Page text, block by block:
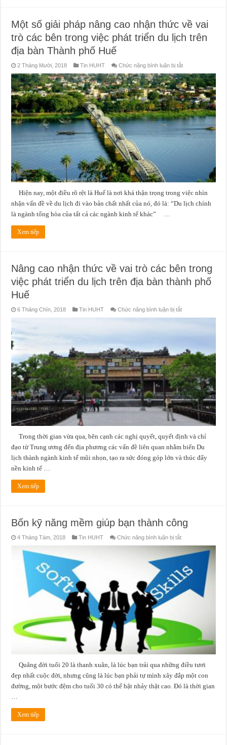
Quảng
bá
hình
ảnh
du
Thừa
Thiên
Huế
Một số giải pháp nâng cao nhận thức về vai
trò các bên trong việc phát triển du lịch trên
địa bàn Thành phố Huế
2 Tháng Mười, 2018 Tin HUHT Chức năng bình luận bị tắtở
số
giải
pháp
nâng
cao
nhận
thức
về
vai
trò
các
địa
Thành
Hiện nay, một điều rõ rệt là Huế là nơi khá thận trọng trong việc nhìn
nhận vấn đề về du lịch đi vào bản chất nhất của nó, đó là: “Du lịch chính
là ngành tổng hòa của tất cả các ngành kinh tế khác” …
Xem tiếp
Nâng cao nhận thức về vai trò các bên trong
việc phát triển du lịch trên địa bàn thành phố
Huế
6 Tháng Chín, 2018 Tin HUHT Chức năng bình luận bị tắtở
trò
các
bên
trong
việc
phát
triển
du
lịch
trên
địa
bàn
Huế
Trong thời gian vừa qua, bên cạnh các nghị quyết, quyết định và chỉ
đạo từ Trung ương đến địa phương các vấn đề liên quan nhằm biến Du
lịch thành ngành kinh tế mũi nhọn, tạo ra sức đóng góp lớn và thúc đẩy
nền kinh tế …
Xem tiếp
Bốn kỹ năng mềm giúp bạn thành công
4 Tháng Tám, 2018 Tin HUHT Chức năng bình luận bị tắtở
năng
giúp
bạn
thành
công
Quãng đời tuổi 20 là thanh xuân, là lúc bạn trải qua những điều tươi
đẹp nhất cuộc đời, nhưng cũng là lúc bạn phải tự mình xây đắp một con
đường, một bước đệm cho tuổi 30 có thể bật nhảy thật cao. Đó là thời gian
…
Xem tiếp